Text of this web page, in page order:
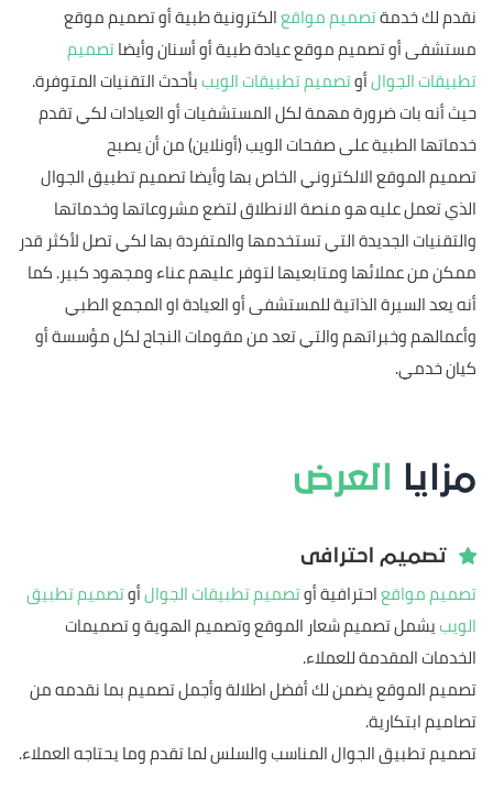
نقدم لك خدمةتصميم مواقعالكترونية طبية أو تصميم موقع
مستشفى أو تصميم موقع عيادة طبية أو أسنان وأيضاتصميم
تطبيقات الجوالأوتصميم تطبيقات الويببأحدث التقنيات المتوفرة.
حيث أنه بات ضرورة مهمة لكل المستشفيات أو العيادات لكي تقدم
خدماتها الطبية على صفحات الويب (أونلاين) من أن يصبح
تصميم الموقع الالكتروني الخاص بها وأيضا تصميم تطبيق الجوال
الذي تعمل عليه هو منصة الانطلاق لتضع مشروعاتها وخدماتها
والتقنيات الجديدة التي تستخدمها والمتفردة بها لكي تصل لأكثر قدر
ممكن من عملائها ومتابعيها لتوفر عليهم عناء ومجهود كبير. كما
أنه يعد السيرة الذاتية للمستشفى أو العيادة او المجمع الطبي
وأعمالهم وخبراتهم والتي تعد من مقومات النجاح لكل مؤسسة أو
كيان خدمي.
مزايا العرض
تصميم احترافى
تصميم مواقعاحترافية أوتصميم تطبيقات الجوالأوتصميم تطبيق
الويبيشمل تصميم شعار الموقع وتصميم الهوية و تصميمات
الخدمات المقدمة للعملاء.
تصميم الموقع يضمن لك أفضل اطلالة وأجمل تصميم بما نقدمه من
تصاميم ابتكارية.
تصميم تطبيق الجوال المناسب والسلس لما تقدم وما يحتاجه العملاء.